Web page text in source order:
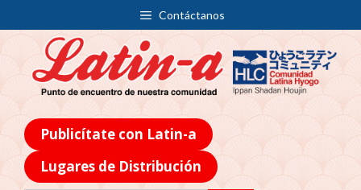
Contáctanos
Publicítate con Latin-a
Lugares de Distribución